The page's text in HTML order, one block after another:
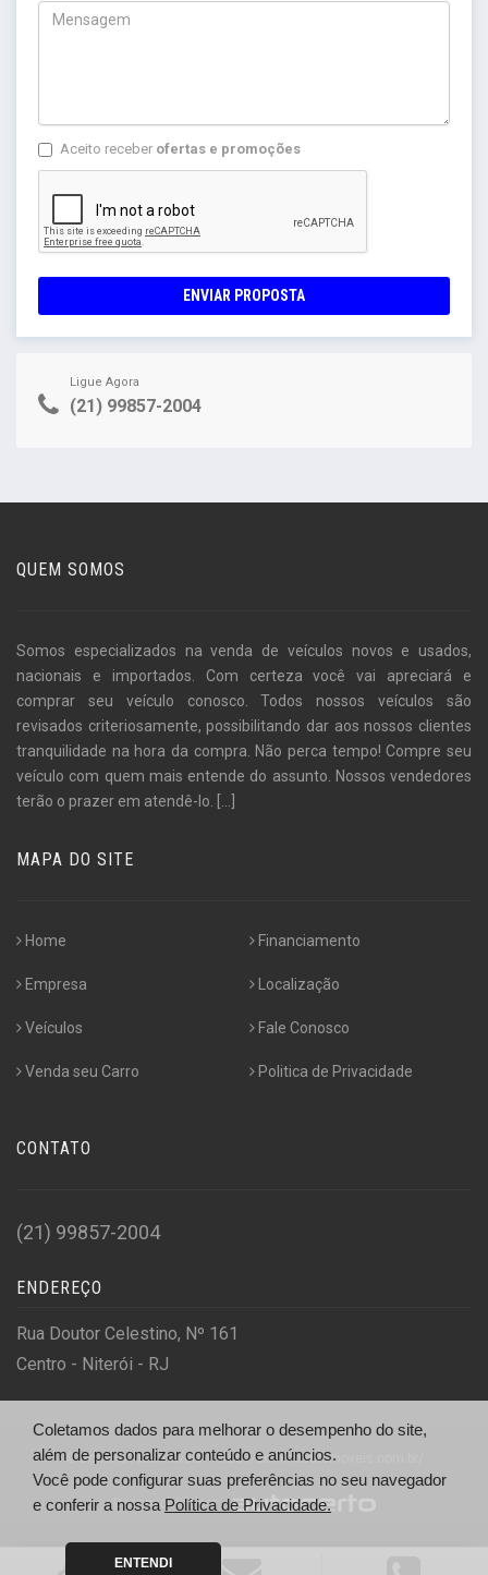
Aceito receber ofertas e promoções
ENVIAR PROPOSTA
Ligue Agora
(21) 99857-2004
QUEM SOMOS
Somos especializados na venda de veículos novos e usados,
nacionais e importados. Com certeza você vai apreciará e
comprar seu veículo conosco. Todos nossos veículos são
revisados criteriosamente, possibilitando dar aos nossos clientes
tranquilidade na hora da compra. Não perca tempo! Compre seu
veículo com quem mais entende do assunto. Nossos vendedores
terão o prazer em atendê-lo. [...]
MAPA DO SITE
Home
Empresa
Veículos
Venda seu Carro
Financiamento
Localização
Fale Conosco
Politica de Privacidade
CONTATO
(21) 99857-2004
ENDEREÇO
Rua Doutor Celestino, Nº 161
Centro - Niterói - RJ
© Dominó Automóveis - https://dominoautomoveis.com.br/
Desenvolvido por
Coletamos dados para melhorar o desempenho do site,
além de personalizar conteúdo e anúncios.
Você pode configurar suas preferências no seu navegador
e conferir a nossa Política de Privacidade.
ENTENDI